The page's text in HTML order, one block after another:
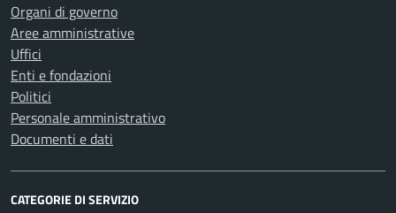
Organi di governo
Aree amministrative
Uffici
Enti e fondazioni
Politici
Personale amministrativo
Documenti e dati
CATEGORIE DI SERVIZIO